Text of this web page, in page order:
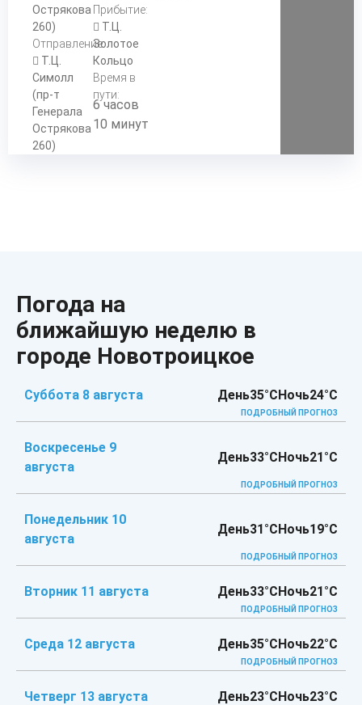
Острякова
260)
Отправление:
Т.Ц.
Симолл
(пр-т
Генерала
Острякова
260)
Прибытие:
Т.Ц.
Золотое
Кольцо
Время в
пути:
6 часов
10 минут
Погода на
ближайшую неделю в
городе Новотроицкое
Суббота 8 августа День35°CНочь24°C
ПОДРОБНЫЙ ПРОГНОЗ
Воскресенье 9
августа
День33°CНочь21°C
ПОДРОБНЫЙ ПРОГНОЗ
Понедельник 10
августа
День31°CНочь19°C
ПОДРОБНЫЙ ПРОГНОЗ
Вторник 11 августа День33°CНочь21°C
ПОДРОБНЫЙ ПРОГНОЗ
Среда 12 августа День35°CНочь22°C
ПОДРОБНЫЙ ПРОГНОЗ
Четверг 13 августа День23°CНочь23°C